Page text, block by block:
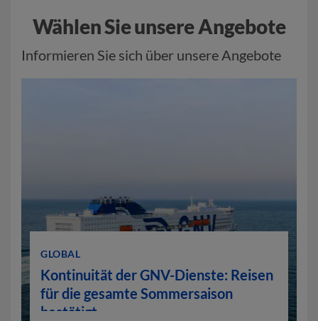
Wählen Sie unsere Angebote
Informieren Sie sich über unsere Angebote
GLOBAL
Kontinuität der GNV-Dienste: Reisen
für die gesamte Sommersaison
bestätigt